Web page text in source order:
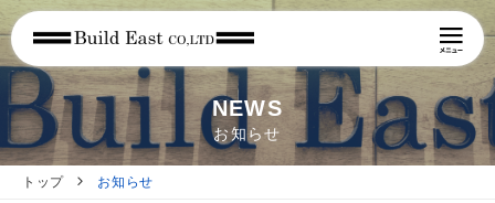
NEWS
お知らせ
トップ お知らせ